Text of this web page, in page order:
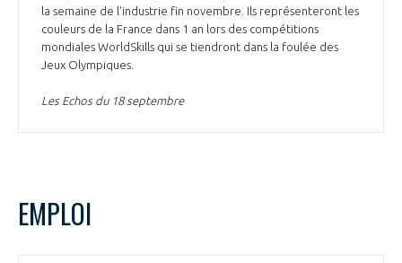
la semaine de l'industrie fin novembre. Ils représenteront les
couleurs de la France dans 1 an lors des compétitions
mondiales WorldSkills qui se tiendront dans la foulée des
Jeux Olympiques.
Les Echos du 18 septembre
EMPLOI